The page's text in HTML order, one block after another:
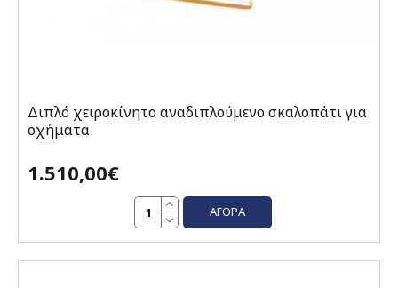
Διπλό χειροκίνητο αναδιπλούμενο σκαλοπάτι για
οχήματα
1.510,00€
ΑΓΟΡΆ